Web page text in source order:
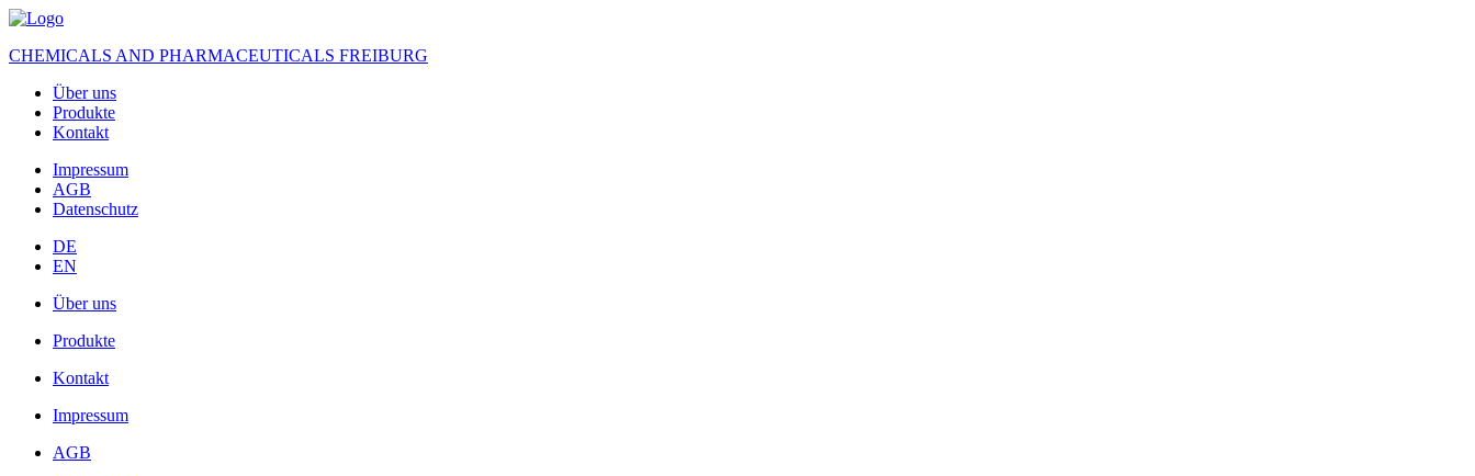
CHEMICALS AND PHARMACEUTICALS FREIBURG
Über uns
Produkte
Kontakt
Impressum
AGB
Datenschutz
DE
EN
Über uns
Produkte
Kontakt
Impressum
AGB